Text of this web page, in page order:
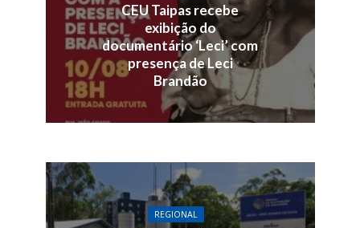
CEU Taipas recebe
exibição do
documentário ‘Leci’ com
presença de Leci
Brandão
REGIONAL